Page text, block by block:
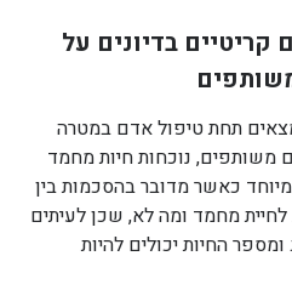
בדיונים על
תחת טיפול אדם במטרה
משותפים, נוכחות חיות מחמד
כאשר מדובר בהסכמות בין
מחמד ומה לא, שכן לעיתים
החיות יכולים להיות